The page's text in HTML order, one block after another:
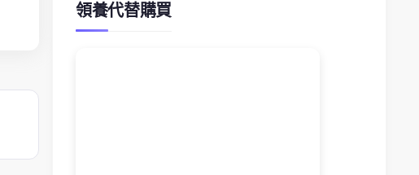
領養代替購買